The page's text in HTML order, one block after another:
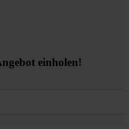
einholen!